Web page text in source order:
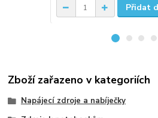
Přidat
Zboží zařazeno v kategoriích
Napájecí zdroje a nabíječky